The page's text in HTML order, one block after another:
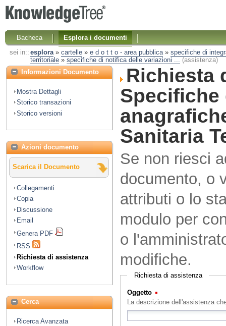
Bacheca
Esplora i documenti
sei in:: esplora» cartelle» e d o t t o - area pubblica» specifiche di
territoriale» specifiche di notifica delle variazioni ... (assistenza)
Informazioni Documento
Mostra Dettagli
Storico transazioni
Storico versioni
Azioni documento
Scarica il Documento
Collegamenti
Copia
Discussione
Email
Genera PDF
RSS
Richiesta di assistenza
Workflow
Cerca
Ricerca Avanzata
Richiesta
Sanitaria
Se non riesci
documento, o
attributi o lo
modulo per
o
modifiche.
Richiesta di assistenza
Oggetto
La descrizione dell'assistenza